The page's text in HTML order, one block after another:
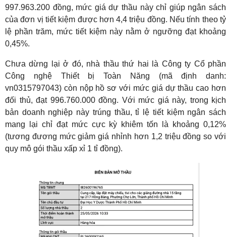
997.963.200 đồng, mức giá dự thầu này chỉ giúp ngân sách
của đơn vị tiết kiệm được hơn 4,4 triệu đồng. Nếu tính theo tỷ
lệ phần trăm, mức tiết kiệm này nằm ở ngưỡng đạt khoảng
0,45%.
Chưa dừng lại ở đó, nhà thầu thứ hai là Công ty Cổ phần
Công nghệ Thiết bị Toàn Năng (mã định danh:
vn0315797043) còn nộp hồ sơ với mức giá dự thầu cao hơn
đối thủ, đạt 996.760.000 đồng. Với mức giá này, trong kịch
bản doanh nghiệp này trúng thầu, tỉ lệ tiết kiệm ngân sách
mang lại chỉ đạt mức cực kỳ khiêm tốn là khoảng 0,12%
(tương đương mức giảm giá nhỉnh hơn 1,2 triệu đồng so với
quy mô gói thầu xấp xỉ 1 tỉ đồng).